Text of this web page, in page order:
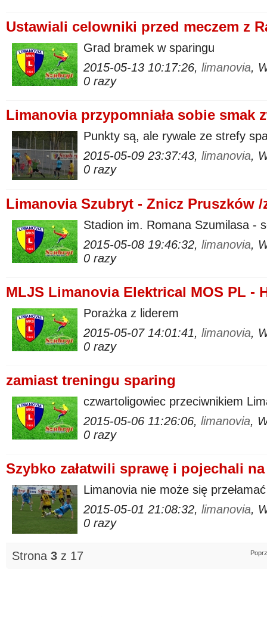
Ustawiali celowniki przed meczem z
Grad bramek w sparingu
2015-05-13 10:17:26, limanovia,
0 razy
Limanovia przypomniała sobie smak
Punkty są, ale rywale ze strefy
2015-05-09 23:37:43, limanovia,
0 razy
Limanovia Szubryt - Znicz Pruszków
Stadion im. Romana Szumilasa -
2015-05-08 19:46:32, limanovia,
0 razy
MLJS Limanovia Elektrical MOS PL -
Porażka z liderem
2015-05-07 14:01:41, limanovia,
0 razy
zamiast treningu sparing
czwartoligowiec przeciwnikiem
2015-05-06 11:26:06, limanovia,
0 razy
Szybko załatwili sprawę i pojechali na
Limanovia nie może się przełamać
2015-05-01 21:08:32, limanovia,
0 razy
Strona 3 z 17